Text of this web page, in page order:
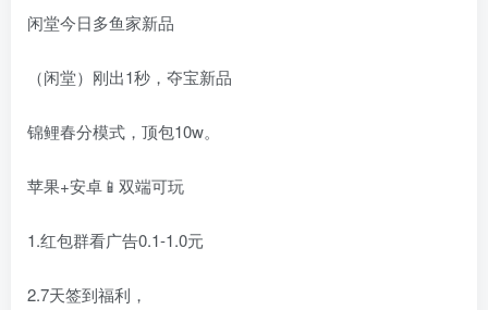
闲堂今日多鱼家新品
（闲堂）刚出1秒，夺宝新品
锦鲤春分模式，顶包10w。
苹果+安卓📱双端可玩
1.红包群看广告0.1-1.0元
2.7天签到福利，